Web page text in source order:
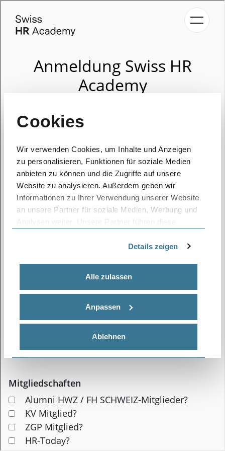
Cookies
Wir verwenden Cookies, um Inhalte und Anzeigen
zu personalisieren, Funktionen für soziale Medien
anbieten zu können und die Zugriffe auf unsere
Website zu analysieren. Außerdem geben wir
Informationen zu Ihrer Verwendung unserer Website
an unsere Partner für soziale Medien, Werbung und
Analysen weiter. Unsere Partner führen diese
zusammen, die Sie ihnen bereitgestellt haben oder
Cookies erhalten Sie in
unsererDatenschutzerklärung.
Details zeigen
Alle zulassen
Anpassen
Ablehnen